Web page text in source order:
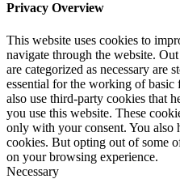
Privacy Overview
This website uses cookies to
navigate through the website.
are categorized as necessary are
essential for the working of
also use third-party cookies that
you use this website. These
only with your consent. You also
cookies. But opting out of some
on your browsing experience.
Necessary